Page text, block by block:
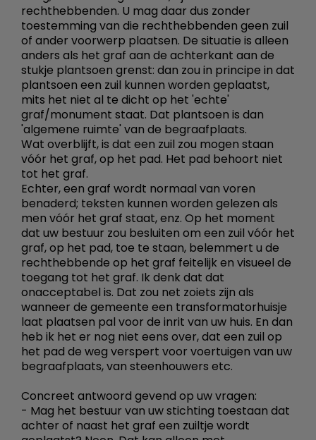
rechthebbenden. U mag daar dus zonder
toestemming van die rechthebbenden geen zuil
of ander voorwerp plaatsen. De situatie is alleen
anders als het graf aan de achterkant aan de
stukje plantsoen grenst: dan zou in principe in dat
plantsoen een zuil kunnen worden geplaatst,
mits het niet al te dicht op het 'echte'
graf/monument staat. Dat plantsoen is dan
'algemene ruimte' van de begraafplaats.
Wat overblijft, is dat een zuil zou mogen staan
vóór het graf, op het pad. Het pad behoort niet
tot het graf.
Echter, een graf wordt normaal van voren
benaderd; teksten kunnen worden gelezen als
men vóór het graf staat, enz. Op het moment
dat uw bestuur zou besluiten om een zuil vóór het
graf, op het pad, toe te staan, belemmert u de
rechthebbende op het graf feitelijk en visueel de
toegang tot het graf. Ik denk dat dat
onacceptabel is. Dat zou net zoiets zijn als
wanneer de gemeente een transformatorhuisje
laat plaatsen pal voor de inrit van uw huis. En dan
heb ik het er nog niet eens over, dat een zuil op
het pad de weg verspert voor voertuigen van uw
begraafplaats, van steenhouwers etc.
Concreet antwoord gevend op uw vragen:
- Mag het bestuur van uw stichting toestaan dat
achter of naast het graf een zuiltje wordt